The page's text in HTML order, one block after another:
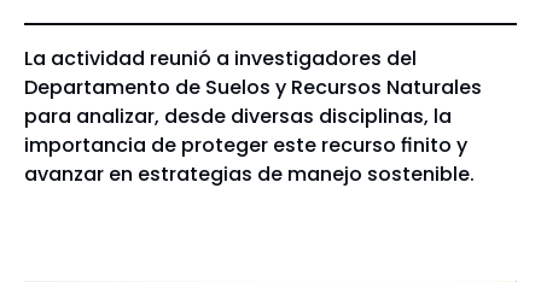
La actividad reunió a investigadores del
Departamento de Suelos y Recursos Naturales
para analizar, desde diversas disciplinas, la
importancia de proteger este recurso finito y
avanzar en estrategias de manejo sostenible.